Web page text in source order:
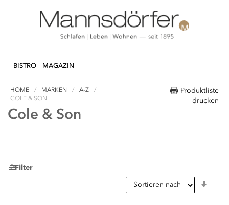
zum
BISTRO MAGAZIN
Produktliste
drucken
HOME MARKEN
A-Z
COLE & SON
Cole & Son
Filter